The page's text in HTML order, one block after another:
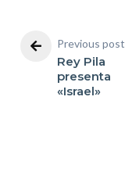
Previous post
Rey Pila
presenta
«Israel»